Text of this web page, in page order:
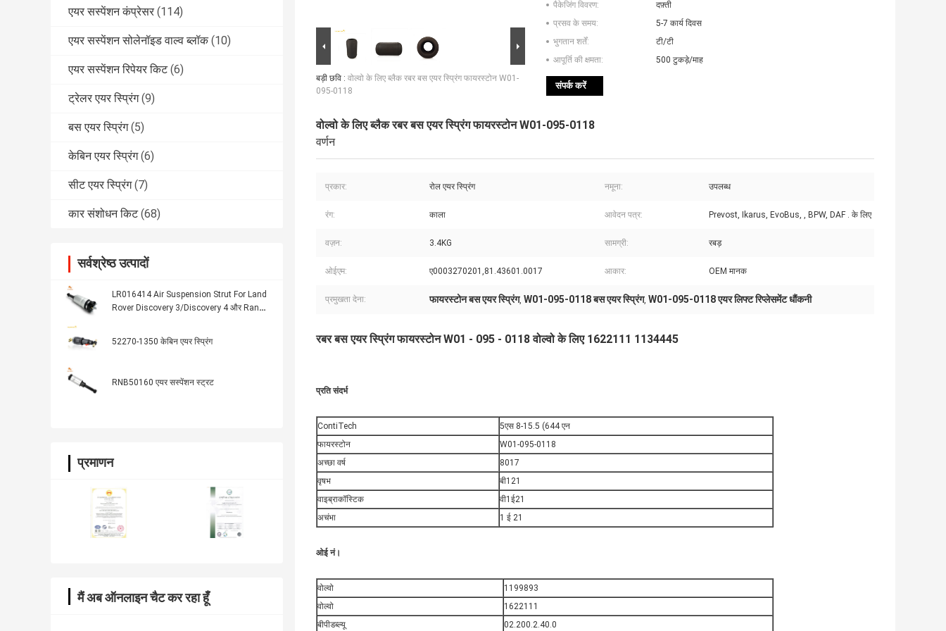
एयर सस्पेंशन कंप्रेसर (114)
एयर सस्पेंशन सोलेनॉइड वाल्व ब्लॉक (10)
एयर सस्पेंशन रिपेयर किट (6)
ट्रेलर एयर स्प्रिंग (9)
बस एयर स्प्रिंग (5)
केबिन एयर स्प्रिंग (6)
सीट एयर स्प्रिंग (7)
कार संशोधन किट (68)
सर्वश्रेष्ठ उत्पादों
LR016414 Air Suspension Strut For Land
Rover Discovery 3/Discovery 4 और Range
52270-1350 केबिन एयर स्प्रिंग
RNB50160 एयर सस्पेंशन स्ट्रट
प्रमाणन
मैं अब ऑनलाइन चैट कर रहा हूँ
बड़ी छवि : वोल्वो के लिए ब्लैक रबर बस एयर स्प्रिंग फायरस्टोन W01-
095-0118
पैकेजिंग विवरण:
दफ़्ती
प्रसव के समय:
5-7 कार्य दिवस
भुगतान शर्तें:
टी/टी
आपूर्ति की क्षमता:
500 टुकड़े/माह
संपर्क करें
वोल्वो के लिए ब्लैक रबर बस एयर स्प्रिंग फायरस्टोन W01-095-0118
वर्णन
प्रकार: रोल एयर स्प्रिंग नमूना: उपलब्ध
रंग: काला आवेदन पत्र: Prevost, Ikarus, EvoBus, , BPW, DAF . के लिए
वज़न: 3.4KG सामग्री: रबड़
ओईएम: ए0003270201,81.43601.0017 आकार: OEM मानक
प्रमुखता देना: फायरस्टोन बस एयर स्प्रिंग, W01-095-0118 बस एयर स्प्रिंग, W01-095-0118 एयर लिफ्ट रिप्लेसमेंट धौंकनी
रबर बस एयर स्प्रिंग फायरस्टोन W01 - 095 - 0118 वोल्वो के लिए 1622111 1134445
प्रति संदर्भ
ContiTech
5एस 8-15.5 (644 एन
फायरस्टोन
W01-095-0118
अच्छा वर्ष
8017
वृषभ
बी121
वाइब्राकॉस्टिक
वी1ई21
अचंभा
1 ई 21
ओई नं।
वोल्वो
1199893
वोल्वो
1622111
बीपीडब्ल्यू
02.200.2.40.0